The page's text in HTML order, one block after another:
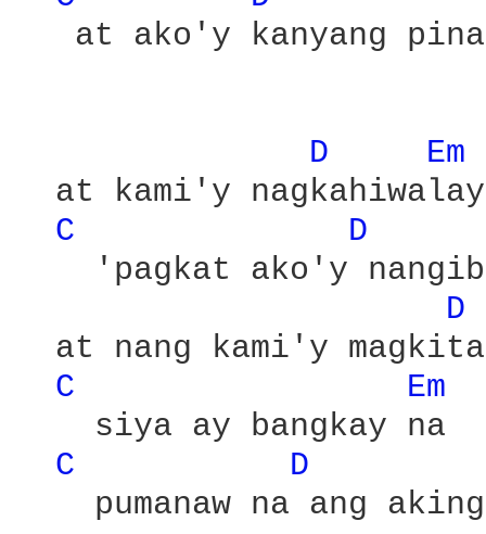
at ako'y kanyang
D
Em
  at kami'y nagkahiwalay
C
D
'pagkat ako'y
D
  at nang kami'y magkita
C
Em
    siya ay bangkay na
C
D
pumanaw na ang